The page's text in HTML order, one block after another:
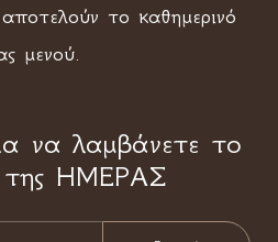
το καθημερινό
μενού.
να λαμβάνετε το
ΗΜΕΡΑΣ